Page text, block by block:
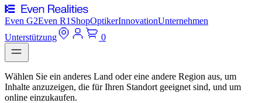
Even G2Even R1 ShopOptikerInnovationUnternehmen
Unterstützung
0
Wählen Sie ein anderes Land oder eine andere Region aus, um
Inhalte anzuzeigen, die für Ihren Standort geeignet sind, und um
online einzukaufen.